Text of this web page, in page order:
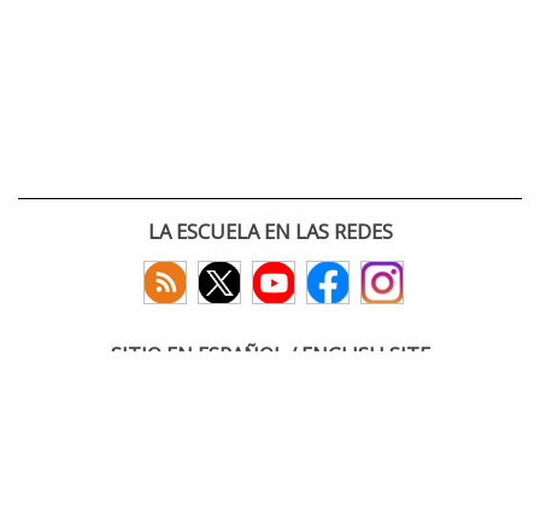
LA ESCUELA EN LAS REDES
SITIO EN ESPAÑOL / ENGLISH SITE